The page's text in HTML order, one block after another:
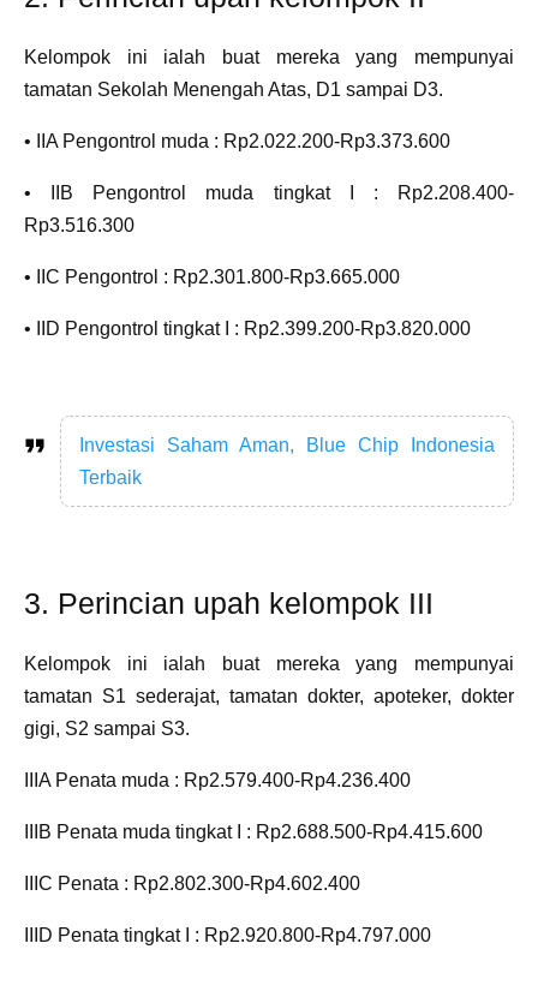
Kelompok ini ialah buat mereka yang mempunyai
tamatan Sekolah Menengah Atas, D1 sampai D3.
• IIA Pengontrol muda : Rp2.022.200-Rp3.373.600
• IIB Pengontrol muda tingkat I : Rp2.208.400-
Rp3.516.300
• IIC Pengontrol : Rp2.301.800-Rp3.665.000
• IID Pengontrol tingkat I : Rp2.399.200-Rp3.820.000
Investasi Saham Aman, Blue Chip Indonesia
Terbaik
3. Perincian upah kelompok III
Kelompok ini ialah buat mereka yang mempunyai
tamatan S1 sederajat, tamatan dokter, apoteker, dokter
gigi, S2 sampai S3.
IIIA Penata muda : Rp2.579.400-Rp4.236.400
IIIB Penata muda tingkat I : Rp2.688.500-Rp4.415.600
IIIC Penata : Rp2.802.300-Rp4.602.400
IIID Penata tingkat I : Rp2.920.800-Rp4.797.000